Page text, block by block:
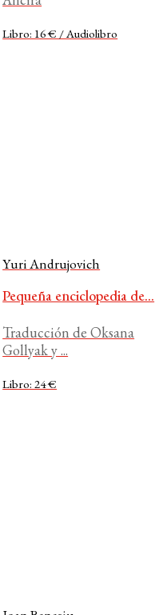
Libro: 16 € / Audiolibro
Yuri Andrujovich
Pequeña enciclopedia de...
Traducción de Oksana
Gollyak y ...
Libro: 24 €